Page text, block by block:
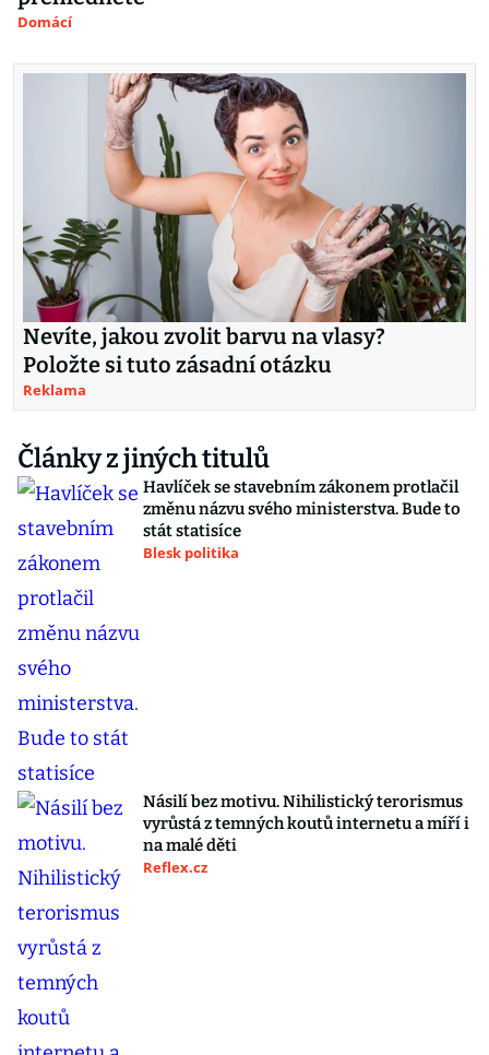
Domácí
Nevíte, jakou zvolit barvu na vlasy?
Položte si tuto zásadní otázku
Reklama
Články z jiných titulů
Havlíček se stavebním zákonem protlačil
změnu názvu svého ministerstva. Bude to
stát statisíce
Blesk politika
Násilí bez motivu. Nihilistický terorismus
vyrůstá z temných koutů internetu a míří i
na malé děti
Reflex.cz